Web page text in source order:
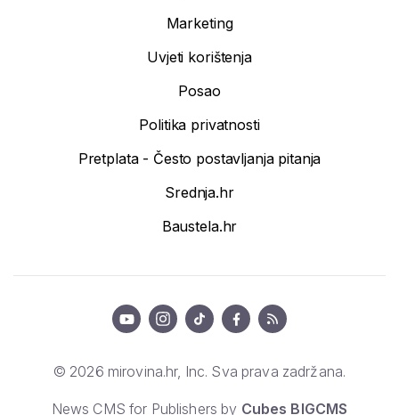
Marketing
Uvjeti korištenja
Posao
Politika privatnosti
Pretplata - Često postavljanja pitanja
Srednja.hr
Baustela.hr
© 2026 mirovina.hr, Inc. Sva prava zadržana.
News CMS for Publishers by Cubes BIGCMS